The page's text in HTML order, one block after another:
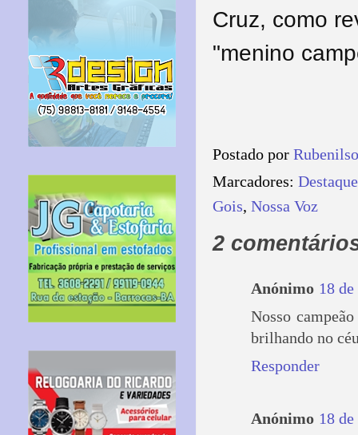
Cruz, como
"menino
Postado por
Marcadores: Destaque
Gois, Nossa Voz
2
Anónimo 18
Nosso
brilhando no
Responder
Anónimo 18